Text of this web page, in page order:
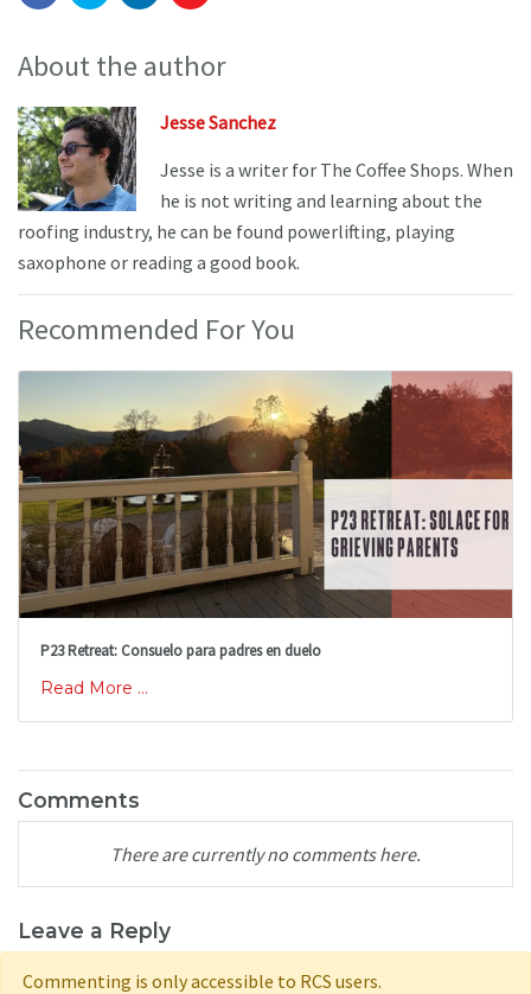
About the author
Jesse Sanchez
Jesse is a writer for The Coffee Shops. When
he is not writing and learning about the
roofing industry, he can be found powerlifting, playing
saxophone or reading a good book.
Recommended For You
P23 Retreat: Consuelo para padres en duelo
Read More ...
Comments
There are currently no comments here.
Leave a Reply
Commenting is only accessible to RCS users.